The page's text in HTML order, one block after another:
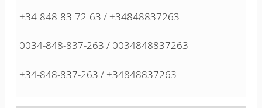
+34-848-83-72-63 / +34848837263
0034-848-837-263 / 0034848837263
+34-848-837-263 / +34848837263